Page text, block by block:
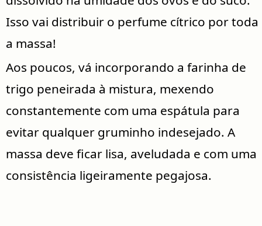
Isso vai distribuir o perfume cítrico por toda
a massa!
Aos poucos, vá incorporando a farinha de
trigo peneirada à mistura, mexendo
constantemente com uma espátula para
evitar qualquer gruminho indesejado. A
massa deve ficar lisa, aveludada e com uma
consistência ligeiramente pegajosa.